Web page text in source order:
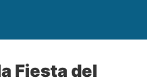
Fiesta del